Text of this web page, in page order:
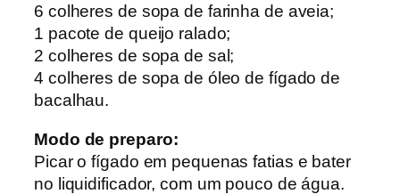
6 colheres de sopa de farinha de aveia;
1 pacote de queijo ralado;
2 colheres de sopa de sal;
4 colheres de sopa de óleo de fígado de
bacalhau.
Modo de preparo:
Picar o fígado em pequenas fatias e bater
no liquidificador, com um pouco de água.